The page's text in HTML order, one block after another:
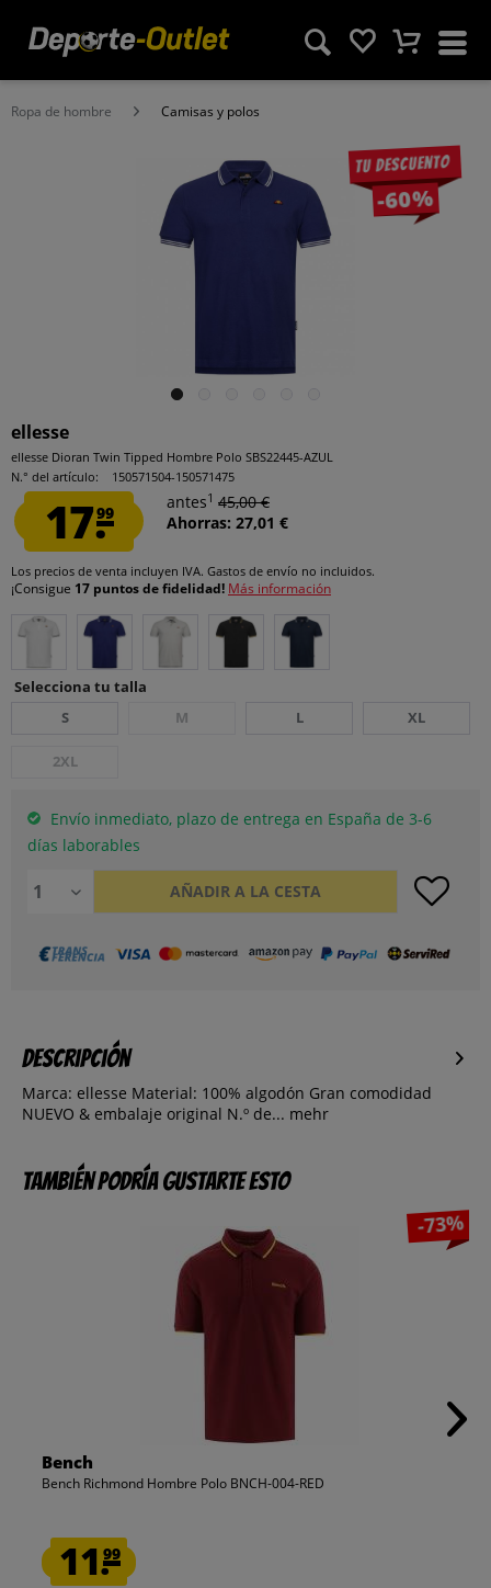
Ropa de hombre Camisas y polos
Tu descuento
-60%
ellesse
ellesse Dioran Twin Tipped Hombre Polo SBS22445-AZUL
N.° del artículo:
150571504-150571475
17.99
antes1 45,00 €
Ahorras: 27,01 €
Los precios de venta incluyen IVA. Gastos de envío no incluidos.
¡Consigue 17 puntos de fidelidad! Más información
Selecciona tu talla
S
M L XL
2XL
Envío inmediato, plazo de entrega en España de 3-6
días laborables
AÑADIR A LA CESTA
Descripción
Marca: ellesse Material: 100% algodón Gran comodidad
NUEVO & embalaje original N.º de... mehr
También podría gustarte esto
-73%
Bench
Bench Richmond Hombre Polo BNCH-004-RED
11.99